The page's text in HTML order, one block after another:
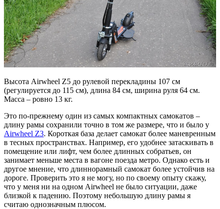
Высота Airwheel Z5 до рулевой перекладины 107 см
(регулируется до 115 см), длина 84 см, ширина руля 64 см.
Масса – ровно 13 кг.
Это по-прежнему один из самых компактных самокатов –
длину рамы сохранили точно в том же размере, что и было у
Airwheel Z3. Короткая база делает самокат более маневренным
в тесных пространствах. Например, его удобнее затаскивать в
помещение или лифт, чем более длинных собратьев, он
занимает меньше места в вагоне поезда метро. Однако есть и
другое мнение, что длиннорамный самокат более устойчив на
дороге. Проверить это я не могу, но по своему опыту скажу,
что у меня ни на одном Airwheel не было ситуации, даже
близкой к падению. Поэтому небольшую длину рамы я
считаю однозначным плюсом.